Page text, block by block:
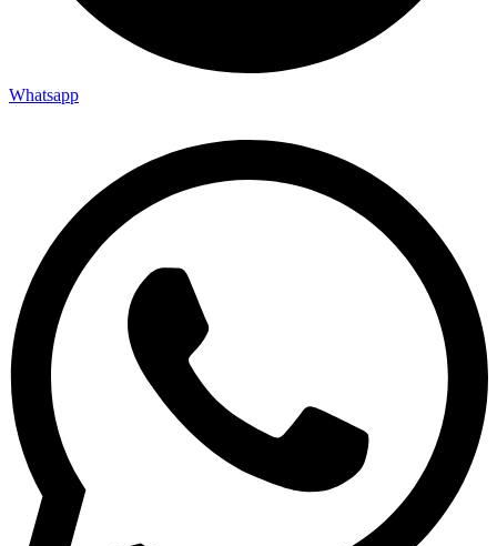
Whatsapp